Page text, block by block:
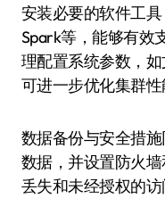
安装必要的软件工具
Spark等，能够有效
理配置系统参数，
可进一步优化集群性
数据备份与安全措
数据，并设置防火
丢失和未经授权的访